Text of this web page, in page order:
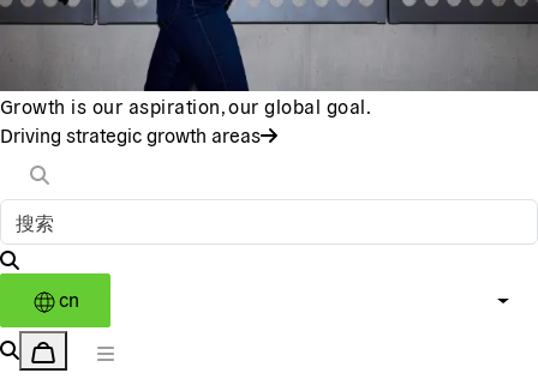
Growth is our aspiration, our global goal.
Driving strategic growth areas
cn